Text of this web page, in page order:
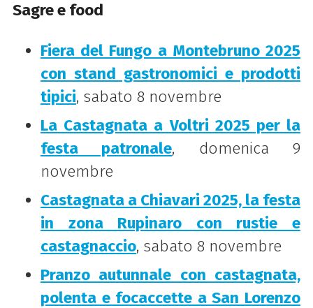
Sagre e food
Fiera del Fungo a Montebruno 2025
con stand gastronomici e prodotti
tipici, sabato 8 novembre
La Castagnata a Voltri 2025 per la
festa patronale, domenica 9
novembre
Castagnata a Chiavari 2025, la festa
in zona Rupinaro con rustie e
castagnaccio, sabato 8 novembre
Pranzo autunnale con castagnata,
polenta e focaccette a San Lorenzo